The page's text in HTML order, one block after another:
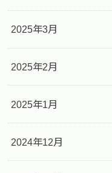
2025年3月
2025年2月
2025年1月
2024年12月